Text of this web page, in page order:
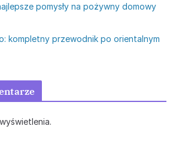
pomysły na pożywny domowy
kompletny przewodnik po orientalnym